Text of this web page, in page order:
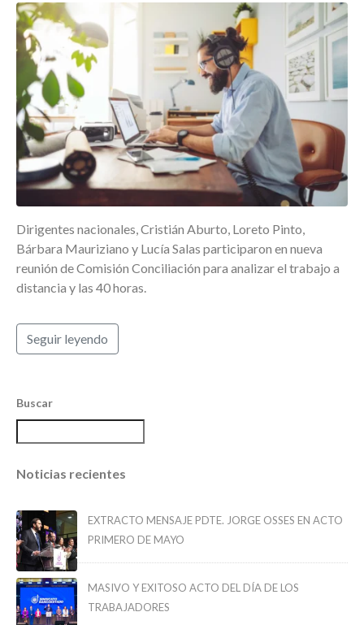
Dirigentes nacionales, Cristián Aburto, Loreto Pinto,
Bárbara Mauriziano y Lucía Salas participaron en nueva
reunión de Comisión Conciliación para analizar el trabajo a
distancia y las 40 horas.
Seguir leyendo
Buscar
Noticias recientes
EXTRACTO MENSAJE PDTE. JORGE OSSES EN ACTO
PRIMERO DE MAYO
MASIVO Y EXITOSO ACTO DEL DÍA DE LOS
TRABAJADORES